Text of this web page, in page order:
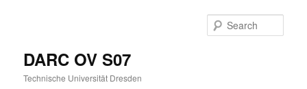
DARC OV S07
Technische Universität Dresden